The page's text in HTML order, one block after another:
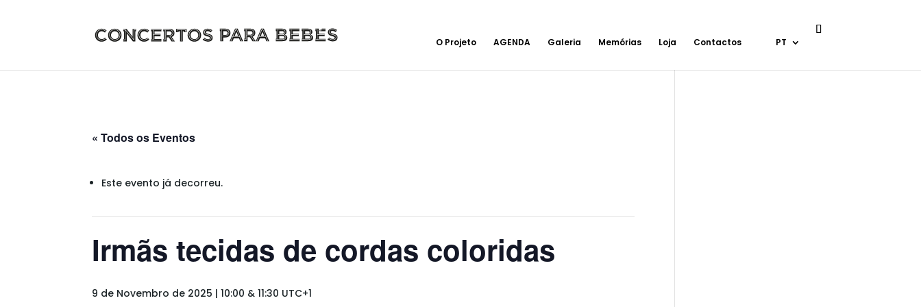
O Projeto AGENDA Galeria Memórias Loja Contactos PT
« Todos os Eventos
Este evento já decorreu.
Irmãs tecidas de cordas coloridas
9 de Novembro de 2025 | 10:00 &11:30 UTC+1